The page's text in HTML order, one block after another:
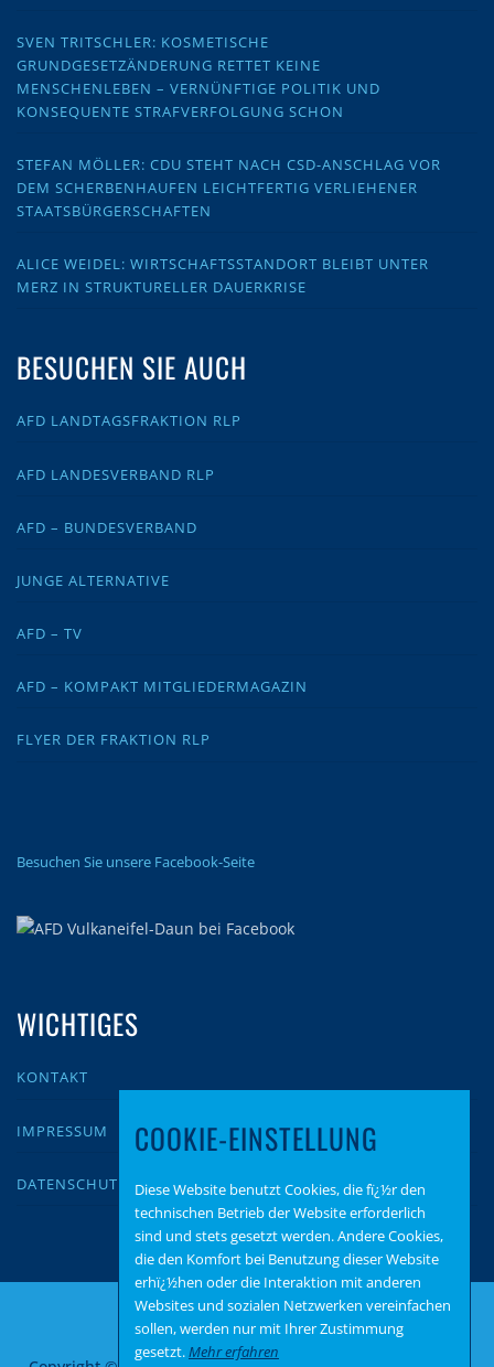
SVEN TRITSCHLER: KOSMETISCHE
GRUNDGESETZÄNDERUNG RETTET KEINE
MENSCHENLEBEN – VERNÜNFTIGE POLITIK UND
KONSEQUENTE STRAFVERFOLGUNG SCHON
STEFAN MÖLLER: CDU STEHT NACH CSD-ANSCHLAG VOR
DEM SCHERBENHAUFEN LEICHTFERTIG VERLIEHENER
STAATSBÜRGERSCHAFTEN
ALICE WEIDEL: WIRTSCHAFTSSTANDORT BLEIBT UNTER
MERZ IN STRUKTURELLER DAUERKRISE
BESUCHEN SIE AUCH
AFD LANDTAGSFRAKTION RLP
AFD LANDESVERBAND RLP
AFD – BUNDESVERBAND
JUNGE ALTERNATIVE
AFD – TV
AFD – KOMPAKT MITGLIEDERMAGAZIN
FLYER DER FRAKTION RLP
Besuchen Sie unsere Facebook-Seite
WICHTIGES
KONTAKT
IMPRESSUM
DATENSCHUTZ
COOKIE-EINSTELLUNG
Diese Website benutzt Cookies, die fï¿½r den
technischen Betrieb der Website erforderlich
sind und stets gesetzt werden. Andere Cookies,
die den Komfort bei Benutzung dieser Website
erhï¿½hen oder die Interaktion mit anderen
Websites und sozialen Netzwerken vereinfachen
sollen, werden nur mit Ihrer Zustimmung
gesetzt.Mehr erfahren